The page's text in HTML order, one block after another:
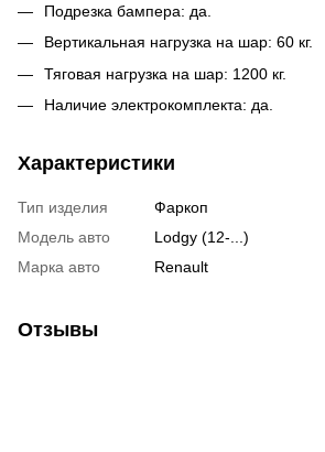
Подрезка бампера: да.
Вертикальная нагрузка на шар: 60 кг.
Тяговая нагрузка на шар: 1200 кг.
Наличие электрокомплекта: да.
Характеристики
Тип изделия
Фаркоп
Модель авто
Lodgy (12-...)
Марка авто
Renault
Отзывы